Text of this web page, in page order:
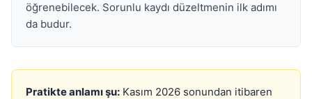
öğrenebilecek. Sorunlu kaydı düzeltmenin ilk adımı
da budur.
Pratikte anlamı şu: Kasım 2026 sonundan itibaren